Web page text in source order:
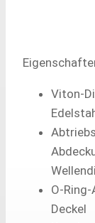
Viton-
O-
Deckel